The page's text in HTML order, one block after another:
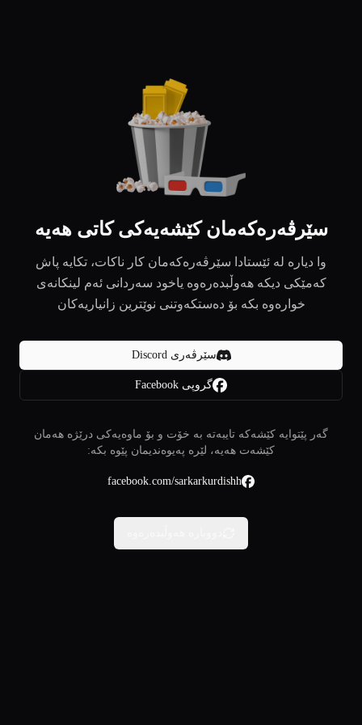
سێرڤەرەکەمان کێشەیەکی کاتی هەیە
وا دیارە لە ئێستادا سێرڤەرەکەمان کار ناکات، تکایە پاش
کەمێکی دیکە هەوڵبدەرەوە یاخود سەردانی ئەم لینکانەی
خوارەوە بکە بۆ دەستکەوتنی نوێترین زانیاریەکان
سێرڤەری Discord
گروپی Facebook
گەر پێتوایە کێشەکە تایبەتە بە خۆت و بۆ ماوەیەکی درێژە هەمان
کێشەت هەیە، لێرە پەیوەندیمان پێوە بکە:
facebook.com/sarkarkurdishh